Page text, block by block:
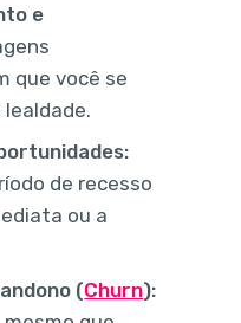
e
que você se
de recesso
ou a
(Churn):